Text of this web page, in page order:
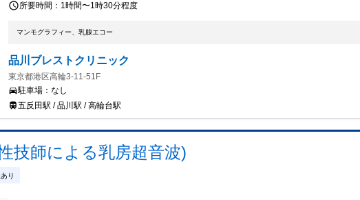
所要時間： 1時間〜1時30分程度
マンモグラフィー、乳腺エコー
品川ブレストクリニック
東京都港区高輪3-11-51F
駐車場：なし
五反田駅 / 品川駅 / 高輪台駅
技師による乳房超音波)
り